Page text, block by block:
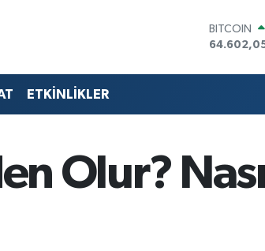
DOLAR
47,5986
55,0700
BİST100
13.768
BITCOIN
ETKİNLİKLER
Olur?